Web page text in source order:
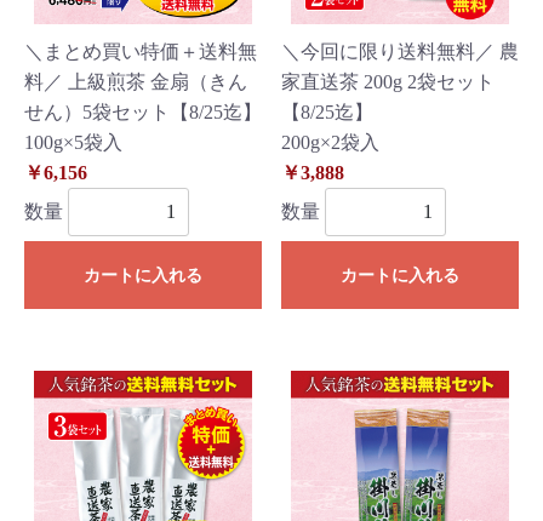
＼まとめ買い特価＋送料無
料／ 上級煎茶 金扇（きん
せん）5袋セット【8/25迄】
100g×5袋入
￥6,156
数量
カートに入れる
＼今回に限り送料無料／ 農
家直送茶 200g 2袋セット
【8/25迄】
200g×2袋入
￥3,888
数量
カートに入れる